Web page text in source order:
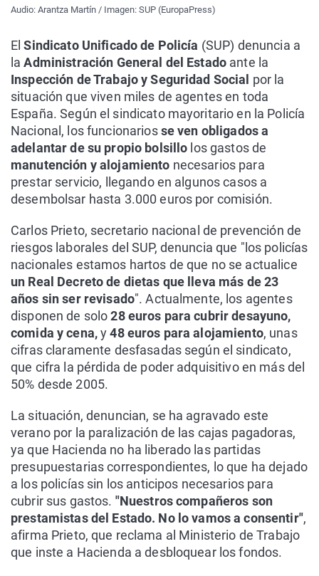
Audio: Arantza Martín / Imagen: SUP (EuropaPress)
ElSindicato Unificado de Policía (SUP) denuncia a
laAdministración General del Estado ante la
Inspección de Trabajo y Seguridad Social por la
situación que viven miles de agentes en toda
España. Según el sindicato mayoritario en la Policía
Nacional, los funcionariosse ven obligados a
adelantar de su propio bolsillo los gastos de
manutención y alojamiento necesarios para
prestar servicio, llegando en algunos casos a
desembolsar hasta 3.000 euros por comisión.
Carlos Prieto, secretario nacional de prevención de
riesgos laborales del SUP, denuncia que "los policías
nacionales estamos hartos de que no se actualice
un Real Decreto de dietas que lleva más de 23
años sin ser revisado". Actualmente, los agentes
disponen de solo28 euros para cubrir desayuno,
comida y cena,y48 euros para alojamiento, unas
cifras claramente desfasadas según el sindicato,
que cifra la pérdida de poder adquisitivo en más del
50% desde 2005.
La situación, denuncian, se ha agravado este
verano por la paralización de las cajas pagadoras,
ya que Hacienda no ha liberado las partidas
presupuestarias correspondientes, lo que ha dejado
a los policías sin los anticipos necesarios para
cubrir sus gastos. "Nuestros compañeros son
prestamistas del Estado. No lo vamos a consentir",
afirma Prieto, que reclama al Ministerio de Trabajo
que inste a Hacienda a desbloquear los fondos.